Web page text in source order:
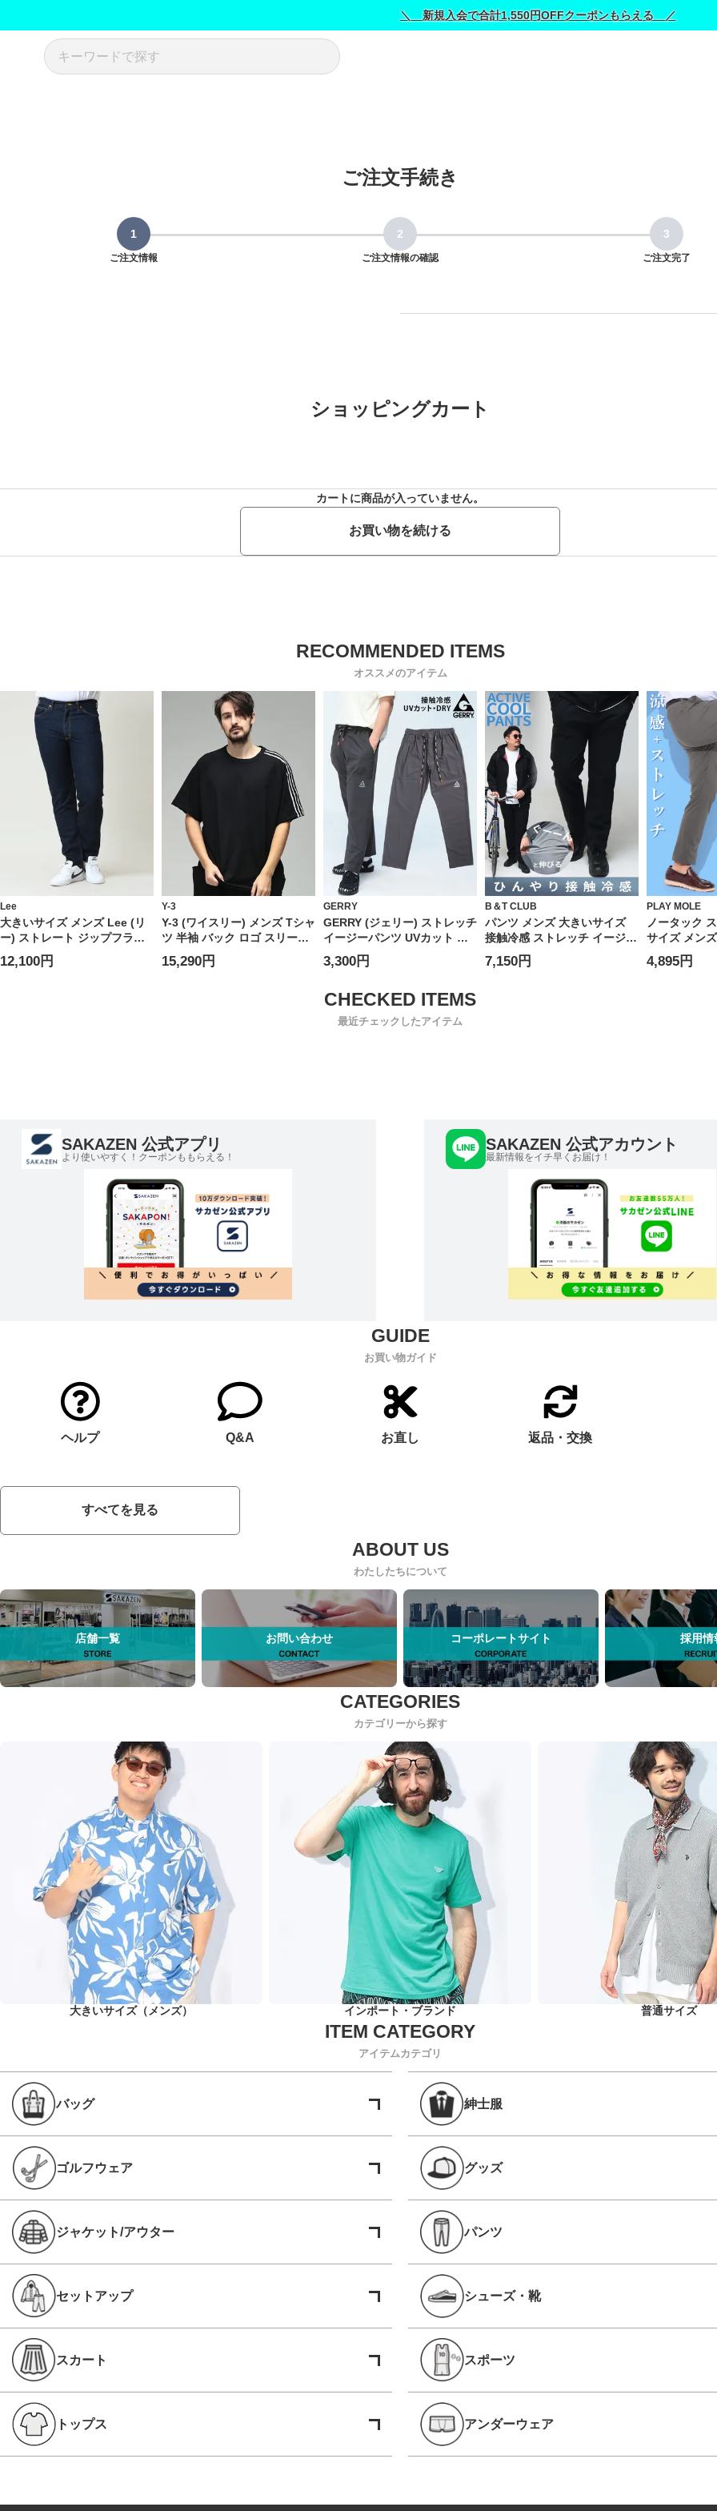
＼ 新規入会で合計1,550円OFFクーポンもらえる ／
ご注文手続き
ご注文情報 ご注文情報の確認 ご注文完了
ショッピングカート
カートに商品が入っていません。
お買い物を続ける
オススメのアイテム
Lee
大きいサイズ メンズ Lee (リ
ー) ストレート ジップフライ
ジーンズ 201 STRAIGHT
CUT
12,100円
Y-3
Y-3 (ワイスリー) メンズ Tシャ
ツ 半袖 バック ロゴ スリース
トライプ クルーネック カット
ソー Tシャツ Y3KQ9793
15,290円
GERRY
GERRY (ジェリー) ストレッチ
イージーパンツ UVカット ド
ライ 冷感 テーパードパンツ
ナイロン ジャージ スポーツ
ックス
3,300円
B＆T CLUB
パンツ メンズ 大きいサイズ
接触冷感 ストレッチ イージー
ケア アクティブパンツ ボトム
ス ロングパンツ 伸縮 涼しい
7,150円
PLAY MOLE
ノータック
サイズ メン
ミアムスト
触冷感 ゴル
4,895円
最近チェックしたアイテム
SAKAZEN 公式アプリ
より使いやすく！クーポンももらえる！
SAKAZEN 公式アカウント
最新情報をイチ早くお届け！
お買い物ガイド
ヘルプ Q&A お直し 返品・交換
すべてを見る
わたしたちについて
店舗一覧 お問い合わせ コーポレートサイト 採用情
カテゴリーから探す
大きいサイズ（メンズ） インポート・ブランド 普通サイズ
アイテムカテゴリ
バッグ 紳士服
ゴルフウェア グッズ
ジャケット/アウター パンツ
セットアップ シューズ・靴
スカート スポーツ
トップス アンダーウェア